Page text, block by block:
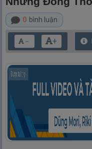
0 bình luận
－ +